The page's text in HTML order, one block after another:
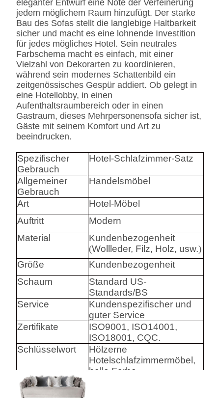
eleganter Entwurf eine Note der Verfeinerung
jedem möglichem Raum hinzufügt. Der starke
Bau des Sofas stellt die langlebige Haltbarkeit
sicher und macht es eine lohnende Investition
für jedes mögliches Hotel. Sein neutrales
Farbschema macht es einfach, mit einer
Vielzahl von Dekorarten zu koordinieren,
während sein modernes Schattenbild ein
zeitgenössisches Gespür addiert. Ob gelegt in
eine Hotellobby, in einen
Aufenthaltsraumbereich oder in einen
Gastraum, dieses Mehrpersonensofa sicher ist,
Gäste mit seinem Komfort und Art zu
beeindrucken.
Spezifischer
Gebrauch
Hotel-Schlafzimmer-Satz
Allgemeiner
Gebrauch
Handelsmöbel
Art
Hotel-Möbel
Auftritt
Modern
Material
Kundenbezogenheit
(Wollleder, Filz, Holz, usw.)
Größe
Kundenbezogenheit
Schaum
Standard US-
Standards/BS
Service
Kundenspezifischer und
guter Service
Zertifikate
ISO9001, ISO14001,
ISO18001, CQC.
Schlüsselwort
Hölzerne
Hotelschlafzimmermöbel,
helle Farbe
Harware